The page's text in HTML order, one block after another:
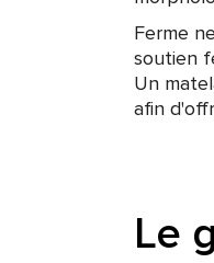
Ferme
soutien
Un
afin
Le